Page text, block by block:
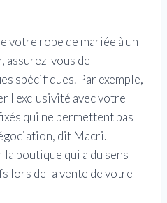
votre robe de mariée à un
assurez-vous de
spécifiques. Par exemple,
l'exclusivité avec votre
qui ne permettent pas
dit Macri.
boutique qui a du sens
lors de la vente de votre